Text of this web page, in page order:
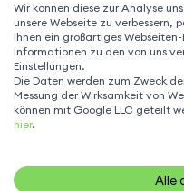
Wir können diese zur Analyse
unsere Webseite zu verbessern,
Ihnen ein großartiges
Informationen zu den von uns
Einstellungen.
Die Daten werden zum Zweck
Messung der Wirksamkeit von
können mit Google LLC geteilt
hier.
Alle